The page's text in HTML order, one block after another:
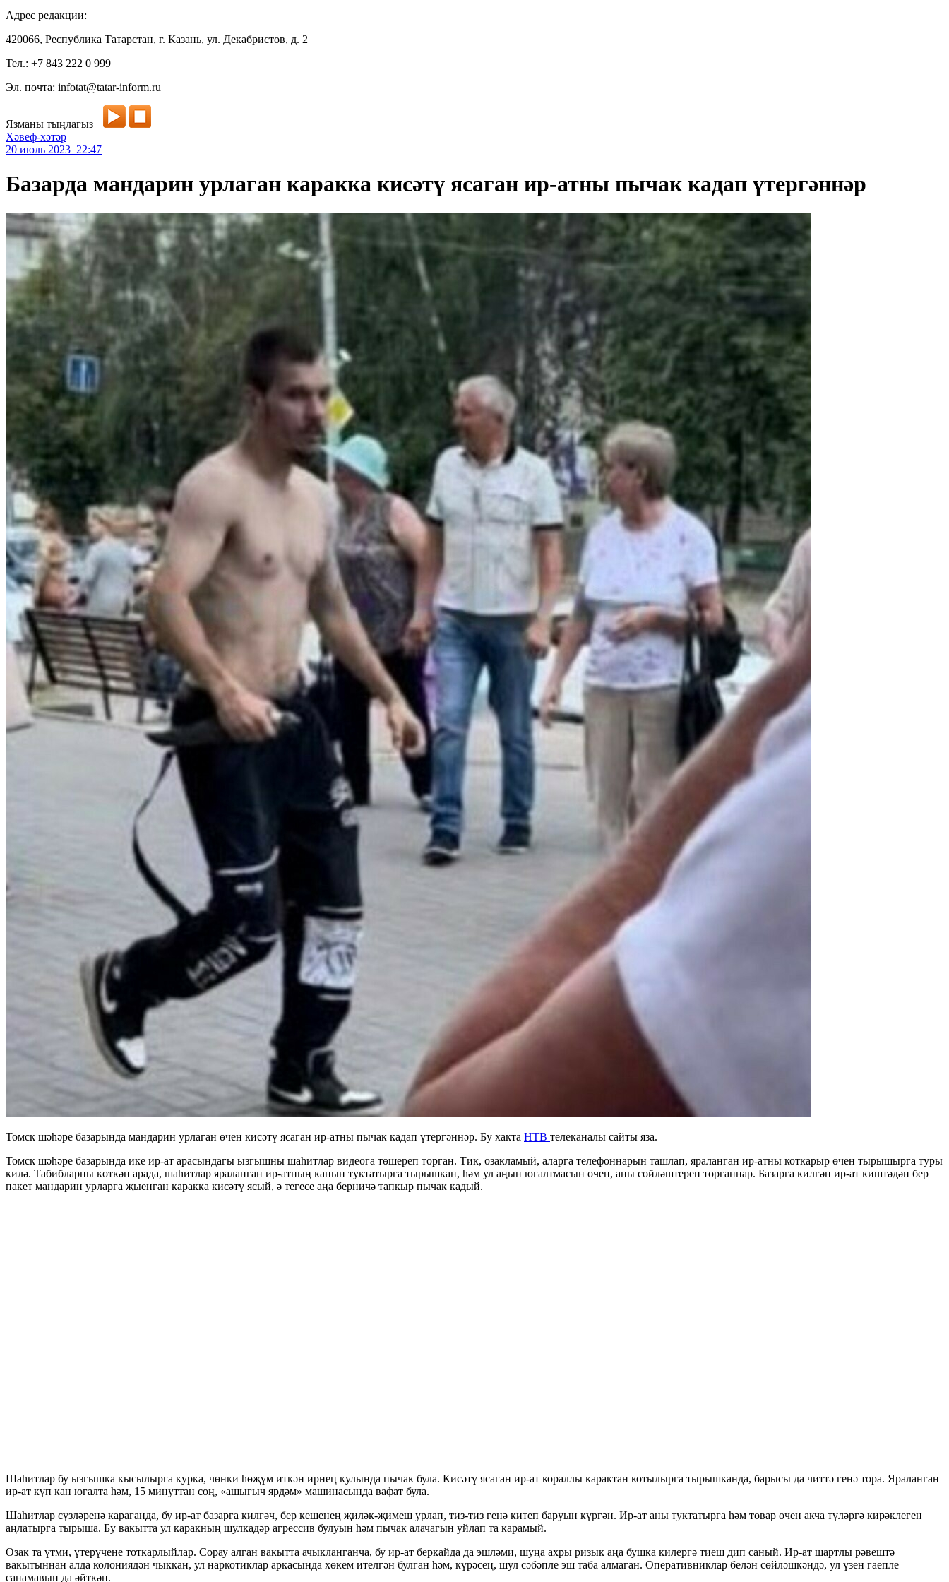
Адрес редакции:
420066, Республика Татарстан, г. Казань, ул. Декабристов, д. 2
Тел.: +7 843 222 0 999
Эл. почта: infotat@tatar-inform.ru
Язманы тыңлагыз
Хәвеф-хәтәр
20 июль 2023 22:47
Базарда мандарин урлаган каракка кисәтү ясаган ир-атны пычак кадап үтергәннәр
Томск шәһәре базарында мандарин урлаган өчен кисәтү ясаган ир-атны пычак кадап үтергәннәр. Бу хакта НТВ телеканалы сайты яза.
Томск шәһәре базарында ике ир-ат арасындагы ызгышны шаһитлар видеога төшереп торган. Тик, озакламый, аларга телефоннарын ташлап, яраланган ир-атны коткарыр өчен тырышырга туры
килә. Табибларны көткән арада, шаһитлар яраланган ир-атның канын туктатырга тырышкан, һәм ул аңын югалтмасын өчен, аны сөйләштереп торганнар. Базарга килгән ир-ат киштәдән бер
пакет мандарин урларга җыенган каракка кисәтү ясый, ә тегесе аңа берничә тапкыр пычак кадый.
Шаһитлар бу ызгышка кысылырга курка, чөнки һөҗүм иткән ирнең кулында пычак була. Кисәтү ясаган ир-ат кораллы карактан котылырга тырышканда, барысы да читтә генә тора. Яраланган
ир-ат күп кан югалта һәм, 15 минуттан соң, «ашыгыч ярдәм» машинасында вафат була.
Шаһитлар сүзләренә караганда, бу ир-ат базарга килгәч, бер кешенең җиләк-җимеш урлап, тиз-тиз генә китеп баруын күргән. Ир-ат аны туктатырга һәм товар өчен акча түләргә кирәклеген
аңлатырга тырыша. Бу вакытта ул каракның шулкадәр агрессив булуын һәм пычак алачагын уйлап та карамый.
Озак та үтми, үтерүчене тоткарлыйлар. Сорау алган вакытта ачыкланганча, бу ир-ат беркайда да эшләми, шуңа ахры ризык аңа бушка килергә тиеш дип саный. Ир-ат шартлы рәвештә
вакытыннан алда колониядән чыккан, ул наркотиклар аркасында хөкем ителгән булган һәм, күрәсең, шул сәбәпле эш таба алмаган. Оперативниклар белән сөйләшкәндә, ул үзен гаепле
санамавын да әйткән.